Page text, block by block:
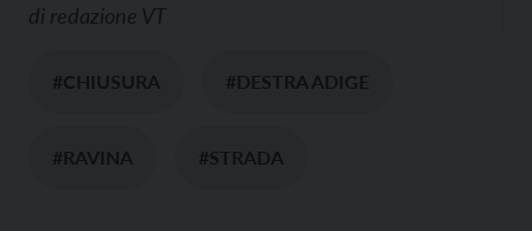
di redazione VT
#CHIUSURA #DESTRA ADIGE
#RAVINA #STRADA